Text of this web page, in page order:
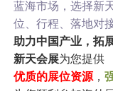
蓝海市场，选择新
位、行程、落地对
助力中国产业，拓
新天会展为您提供
优质的展位资源，